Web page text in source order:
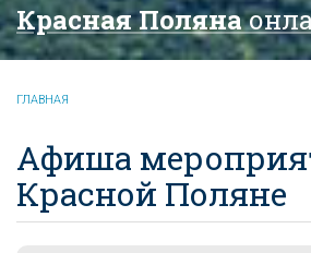
Красная Поляна
ГЛАВНАЯ
Афиша
Красной Поляне